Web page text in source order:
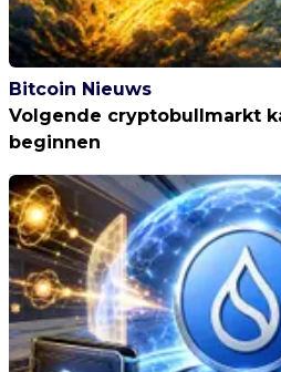
Bitcoin Nieuws
Volgende cryptobullmarkt
beginnen